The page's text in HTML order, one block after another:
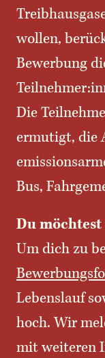
wollen,
Bewerbung
Die
ermutigt, die
Bus,
Du
Um dich zu
Lebenslauf
hoch. Wir
mit weiteren